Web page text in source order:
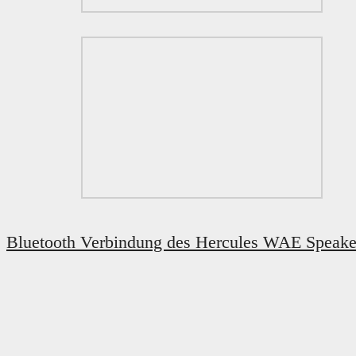
Bluetooth Verbindung des Hercules WAE